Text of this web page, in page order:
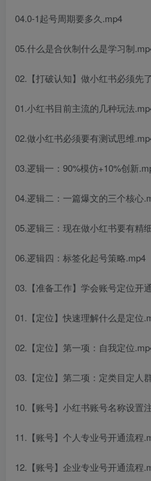
04.0-1起号周期要多久.mp4
05.什么是合伙制什么是学习制
02.【打破认知】做小红书必须先
01.小红书目前主流的几种玩法
02.做小红书必须要有测试思维
03.逻辑一：90%模仿+10%创新
04.逻辑二：一篇爆文的三个核心
05.逻辑三：现在做小红书要有精
06.逻辑四：标签化起号策略.mp4
03.【准备工作】学会账号定位开
01.【定位】快速理解什么是定位
02.【定位】第一项：自我定位
03.【定位】第二项：定类目定人
10.【账号】小红书账号名称设置
11.【账号】个人专业号开通流程
12.【账号】企业专业号开通流程